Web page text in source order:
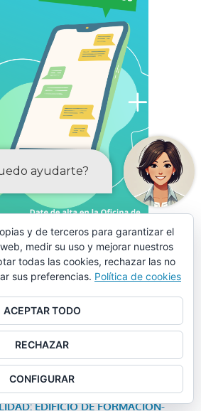
ESTÁ EN TU MANO
– PLAN CONTIGO
EDIFICIO DE FORMACIÓN-
y de terceros para garantizar el
medir su uso y mejorar nuestros
todas las cookies, rechazar las no
sus preferencias. Política de cookies
ACEPTAR TODO
RECHAZAR
CONFIGURAR